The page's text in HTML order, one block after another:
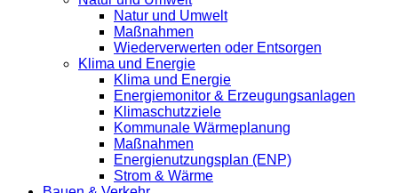
Natur und Umwelt
Maßnahmen
Wiederverwerten oder Entsorgen
Klima und Energie
Klima und Energie
Energiemonitor & Erzeugungsanlagen
Klimaschutzziele
Kommunale Wärmeplanung
Maßnahmen
Energienutzungsplan (ENP)
Strom & Wärme